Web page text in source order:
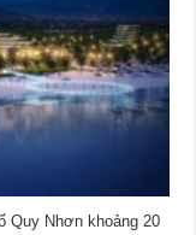
Quy Nhơn khoảng 20